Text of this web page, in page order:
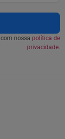
nossa política de
privacidade.